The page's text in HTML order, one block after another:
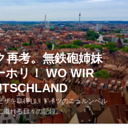
再考。無鉄砲姉妹
ホリ！ WO WIR
ザを取得し、ドイツのニュルンベル
溢れる日々の記録。